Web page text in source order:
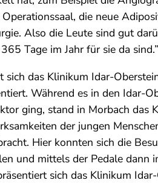
die neue
Also die Leute sind gut
Tage im Jahr für sie da sind.”
sich das Klinikum Idar-
Während es in den Idar-
ging, stand in Morbach
der jungen
Hier konnten sich die
und mittels der Pedale dann
sich das Klinikum